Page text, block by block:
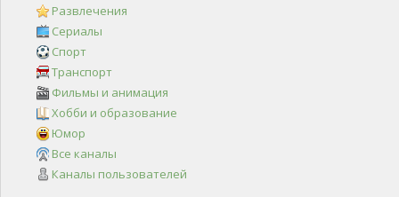
Развлечения
Сериалы
Спорт
Транспорт
Фильмы и анимация
Хобби и образование
Юмор
Все каналы
Каналы пользователей